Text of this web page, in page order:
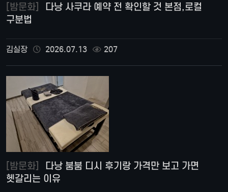
[밤문화]
구분법
김실장 2026.07.13 207
[밤문화]
헷갈리는 이유